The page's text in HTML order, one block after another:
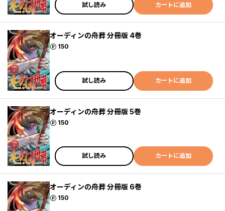
試し読み カートに追加
オーディンの舟葬 分冊版 4巻
150
ポイント
試し読み カートに追加
オーディンの舟葬 分冊版 5巻
150
ポイント
試し読み カートに追加
オーディンの舟葬 分冊版 6巻
150
ポイント